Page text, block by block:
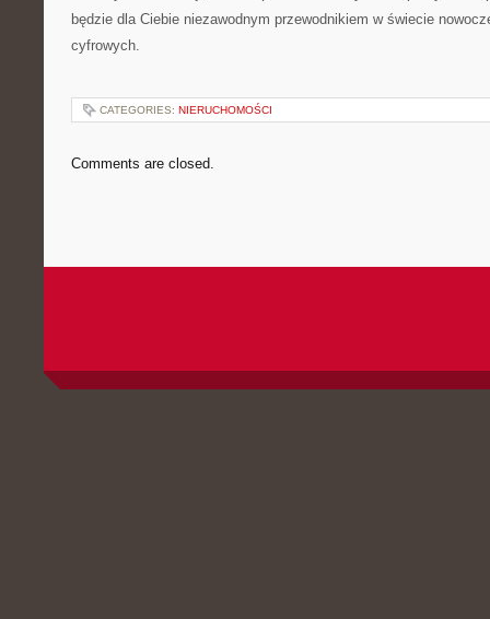
będzie dla Ciebie niezawodnym przewodnikiem w świecie
cyfrowych.
CATEGORIES: NIERUCHOMOŚCI
Comments are closed.